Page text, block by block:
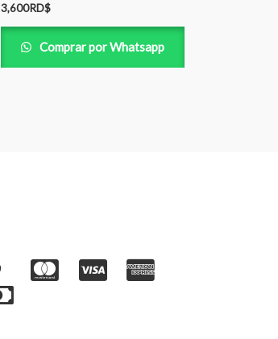
3,600RD$
Comprar por Whatsapp